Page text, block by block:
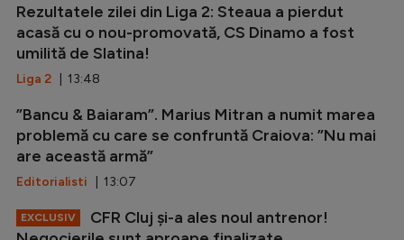
Rezultatele zilei din Liga 2: Steaua a pierdut
acasă cu o nou-promovată, CS Dinamo a fost
umilită de Slatina!
Liga 2 | 13:48
”Bancu & Baiaram”. Marius Mitran a numit marea
problemă cu care se confruntă Craiova: ”Nu mai
are această armă”
Editorialisti | 13:07
EXCLUSIV
CFR Cluj și-a ales noul antrenor!